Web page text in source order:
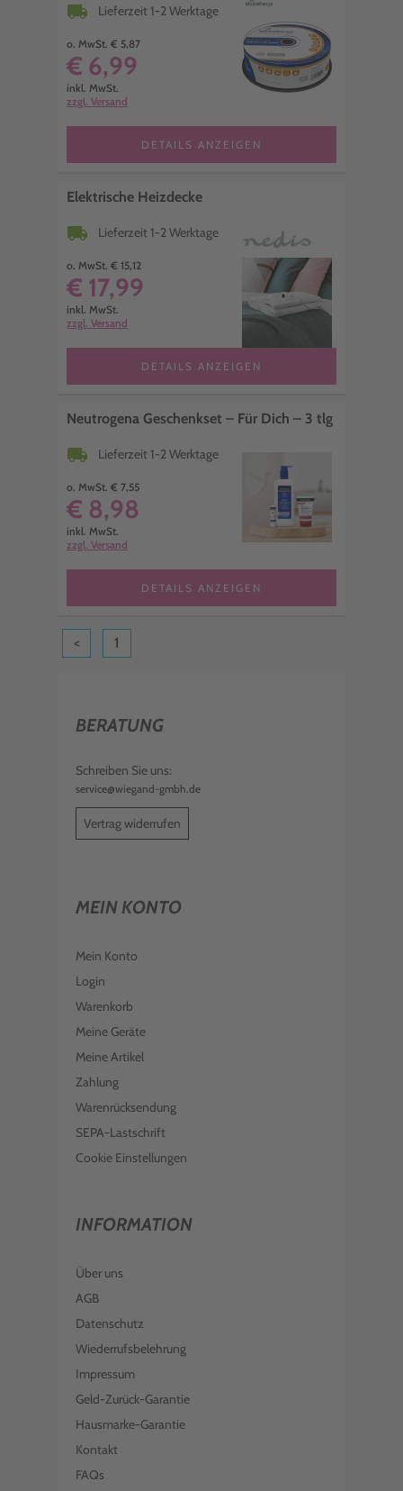
local_shipping Lieferzeit 1-2 Werktage
o. MwSt. € 5,87
€ 6,99
inkl. MwSt.
zzgl. Versand
DETAILS ANZEIGEN
Elektrische Heizdecke
local_shipping Lieferzeit 1-2 Werktage
o. MwSt. € 15,12
€ 17,99
inkl. MwSt.
zzgl. Versand
DETAILS ANZEIGEN
Neutrogena Geschenkset – Für Dich – 3 tlg
local_shipping Lieferzeit 1-2 Werktage
o. MwSt. € 7,55
€ 8,98
inkl. MwSt.
zzgl. Versand
DETAILS ANZEIGEN
< 1
BERATUNG
Schreiben Sie uns:
service@wiegand-gmbh.de
Vertrag widerrufen
MEIN KONTO
Mein Konto
Login
Warenkorb
Meine Geräte
Meine Artikel
Zahlung
Warenrücksendung
SEPA-Lastschrift
Cookie Einstellungen
INFORMATION
Über uns
AGB
Datenschutz
Wiederrufsbelehrung
Impressum
Geld-Zurück-Garantie
Hausmarke-Garantie
Kontakt
FAQs